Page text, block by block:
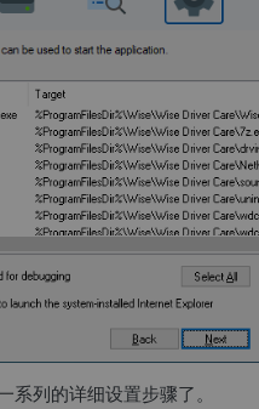
系列的详细设置步骤了。